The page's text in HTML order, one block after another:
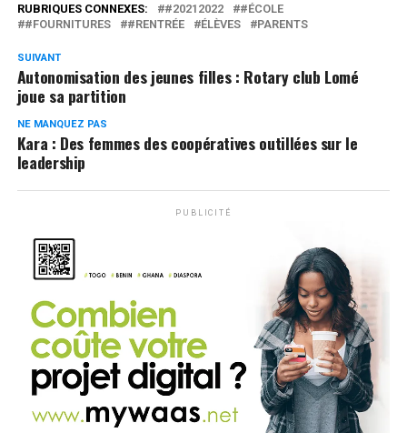
RUBRIQUES CONNEXES: #20212022
#ÉCOLE
#FOURNITURES
#RENTRÉE ÉLÈVES PARENTS
SUIVANT
Autonomisation des jeunes filles : Rotary club Lomé
joue sa partition
NE MANQUEZ PAS
Kara : Des femmes des coopératives outillées sur le
leadership
PUBLICITÉ